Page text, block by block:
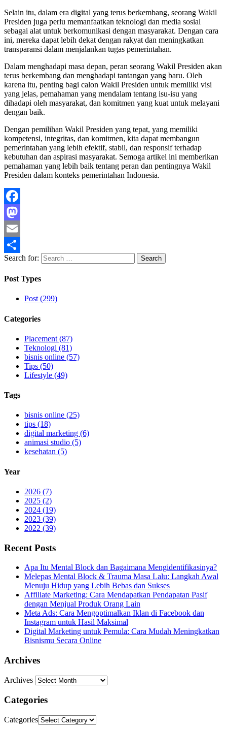
Selain itu, dalam era digital yang terus berkembang, seorang Wakil
Presiden juga perlu memanfaatkan teknologi dan media sosial
sebagai alat untuk berkomunikasi dengan masyarakat. Dengan cara
ini, mereka dapat lebih dekat dengan rakyat dan meningkatkan
transparansi dalam menjalankan tugas pemerintahan.
Dalam menghadapi masa depan, peran seorang Wakil Presiden akan
terus berkembang dan menghadapi tantangan yang baru. Oleh
karena itu, penting bagi calon Wakil Presiden untuk memiliki visi
yang jelas, pemahaman yang mendalam tentang isu-isu yang
dihadapi oleh masyarakat, dan komitmen yang kuat untuk melayani
dengan baik.
Dengan pemilihan Wakil Presiden yang tepat, yang memiliki
kompetensi, integritas, dan komitmen, kita dapat membangun
pemerintahan yang lebih efektif, stabil, dan responsif terhadap
kebutuhan dan aspirasi masyarakat. Semoga artikel ini memberikan
pemahaman yang lebih baik tentang peran dan pentingnya Wakil
Presiden dalam konteks pemerintahan Indonesia.
Facebook
Mastodon
Email
Share
Search for:
Post Types
Post (299)
Categories
Placement (87)
Teknologi (81)
bisnis online (57)
Tips (50)
Lifestyle (49)
Tags
bisnis online (25)
tips (18)
digital marketing (6)
animasi studio (5)
kesehatan (5)
Year
2026 (7)
2025 (2)
2024 (19)
2023 (39)
2022 (39)
Recent Posts
Apa Itu Mental Block dan Bagaimana Mengidentifikasinya?
Melepas Mental Block & Trauma Masa Lalu: Langkah Awal
Menuju Hidup yang Lebih Bebas dan Sukses
Affiliate Marketing: Cara Mendapatkan Pendapatan Pasif
dengan Menjual Produk Orang Lain
Meta Ads: Cara Mengoptimalkan Iklan di Facebook dan
Instagram untuk Hasil Maksimal
Digital Marketing untuk Pemula: Cara Mudah Meningkatkan
Bisnismu Secara Online
Archives
Archives
Categories
Categories